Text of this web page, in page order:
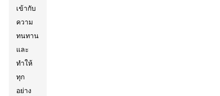
เข้ากับ
ความ
ทนทาน
และ
ทำให้
ทุก
อย่าง